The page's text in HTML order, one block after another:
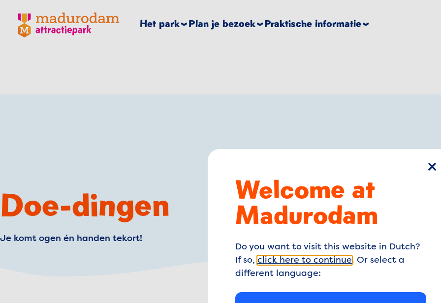
Madurodam logo, naar de homepage
Het park Plan je bezoek Praktische informatie
Doe-dingen
Je komt ogen én handen tekort!
Welcome at
Madurodam
Do you want to visit this website in Dutch?
If so, click here to continue . Or select a
different language: